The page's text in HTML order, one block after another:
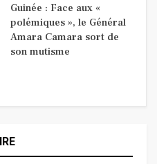
Guinée : Face aux «
polémiques », le Général
Amara Camara sort de
son mutisme